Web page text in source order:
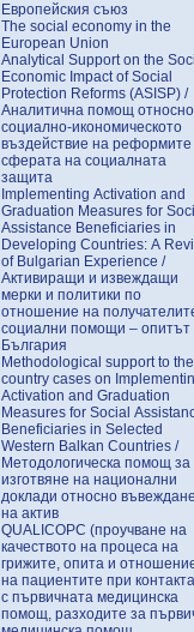
Европейския съюз
The social economy in the
European Union
Analytical Support on the
Economic Impact of Social
Protection Reforms (ASISP) /
Аналитична помощ относно
социално-икономическото
въздействие на реформите
сферата на социалната
защита
Implementing Activation and
Graduation Measures for
Assistance Beneficiaries in
Developing Countries: A
of Bulgarian Experience /
Активиращи и извеждащи
мерки и политики по
отношение на
социални помощи – опитът
България
Methodological support to the
country cases on
Activation and Graduation
Measures for Social
Beneficiaries in Selected
Western Balkan Countries /
Методологическа помощ за
изготвяне на национални
доклади относно
на актив
QUALICOPC (проучване на
качеството на процеса на
грижите, опита и
на пациентите при
с първичната медицинска
помощ, разходите за